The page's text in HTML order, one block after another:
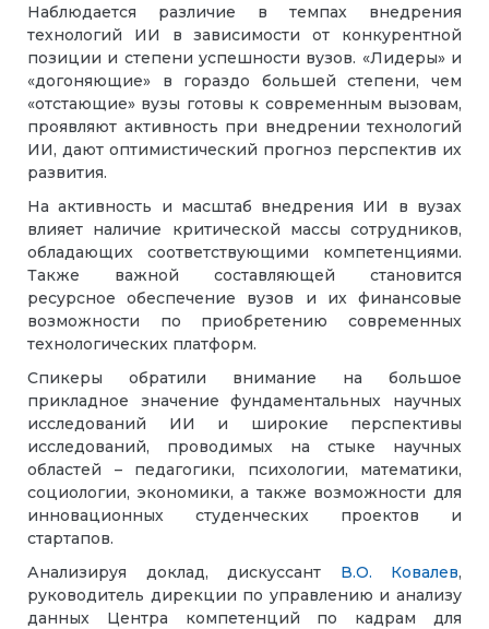
Наблюдается различие в темпах внедрения
технологий ИИ в зависимости от конкурентной
позиции и степени успешности вузов. «Лидеры» и
«догоняющие» в гораздо большей степени, чем
«отстающие» вузы готовы к современным вызовам,
проявляют активность при внедрении технологий
ИИ, дают оптимистический прогноз перспектив их
развития.
На активность и масштаб внедрения ИИ в вузах
влияет наличие критической массы сотрудников,
обладающих соответствующими компетенциями.
Также важной составляющей становится
ресурсное обеспечение вузов и их финансовые
возможности по приобретению современных
технологических платформ.
Спикеры обратили внимание на большое
прикладное значение фундаментальных научных
исследований ИИ и широкие перспективы
исследований, проводимых на стыке научных
областей – педагогики, психологии, математики,
социологии, экономики, а также возможности для
инновационных студенческих проектов и
стартапов.
Анализируя доклад, дискуссант В.О. Ковалев,
руководитель дирекции по управлению и анализу
данных Центра компетенций по кадрам для